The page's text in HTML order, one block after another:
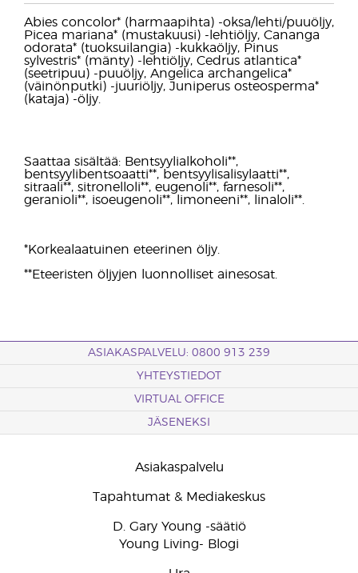
Abies concolor* (harmaapihta) -oksa/lehti/puuöljy,
Picea mariana* (mustakuusi) -lehtiöljy, Cananga
odorata* (tuoksuilangia) -kukkaöljy, Pinus
sylvestris* (mänty) -lehtiöljy, Cedrus atlantica*
(seetripuu) -puuöljy, Angelica archangelica*
(väinönputki) -juuriöljy, Juniperus osteosperma*
(kataja) -öljy.
Saattaa sisältää: Bentsyylialkoholi**,
bentsyylibentsoaatti**, bentsyylisalisylaatti**,
sitraali**, sitronelloli**, eugenoli**, farnesoli**,
geranioli**, isoeugenoli**, limoneeni**, linaloli**.
*Korkealaatuinen eteerinen öljy.
**Eteeristen öljyjen luonnolliset ainesosat.
ASIAKASPALVELU: 0800 913 239
YHTEYSTIEDOT
VIRTUAL OFFICE
JÄSENEKSI
Asiakaspalvelu
Tapahtumat & Mediakeskus
D. Gary Young -säätiö
Young Living- Blogi